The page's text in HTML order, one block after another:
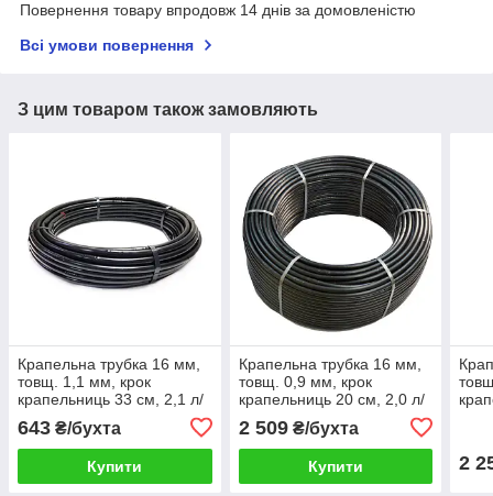
Повернення товару впродовж 14 днів за домовленістю
Всі умови повернення
З цим товаром також замовляють
Крапельна трубка 16 мм,
товщ. 1,1 мм, крок
крапельниць 33 см, 2,1 л/
JUNIOR
643 ₴/бухта
Купити
Крапельна трубка 16 мм,
товщ. 0,9 мм, крок
крапельниць 20 см, 2,0 л/
год, (бухта 200 м), Presto-
PS
2 509₴/бухта
Купити 2